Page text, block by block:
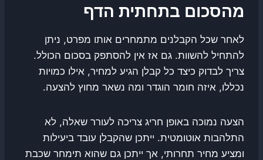
מהסכום בתחתית הדף
לאחר שכל הקבלנים מתמחרים אותו מפרט, ניתן
להתחיל להשוות. גם אז אין להסתפק בסכום הכולל.
צריך לבדוק כיצד כל קבלן הגיע למחיר, אילו כמויות
נכללו, איזה חומר הוגדר ומה נשאר מחוץ להצעה.
הצעה נמוכה באופן חריג צריכה לעורר שאלה, לא
התלהבות אוטומטית. ייתכן שהקבלן עובד ביעילות
ומציע מחיר תחרותי, אך ייתכן גם שהוא תימחר שכבת